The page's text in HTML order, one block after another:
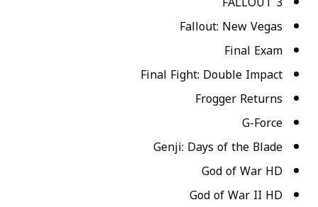
Fallout: New Vegas
Final Exam
Final Fight: Double Impact
Frogger Returns
G-Force
Genji: Days of the Blade
God of War HD
God of War II HD